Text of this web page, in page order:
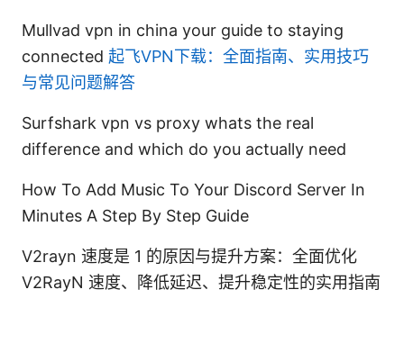
Mullvad vpn in china your guide to staying
connected 起飞VPN下载：全面指南、实用技巧
与常见问题解答
Surfshark vpn vs proxy whats the real
difference and which do you actually need
How To Add Music To Your Discord Server In
Minutes A Step By Step Guide
V2rayn 速度是 1 的原因与提升方案：全面优化
V2RayN 速度、降低延迟、提升稳定性的实用指南